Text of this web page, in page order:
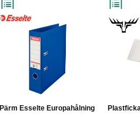
Pärm Esselte Europahålning ...